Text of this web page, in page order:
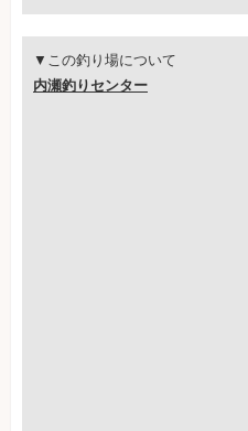
▼この釣り場について
内瀬釣りセンター